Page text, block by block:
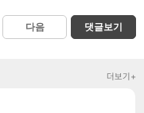
다음 댓글보기
더보기+